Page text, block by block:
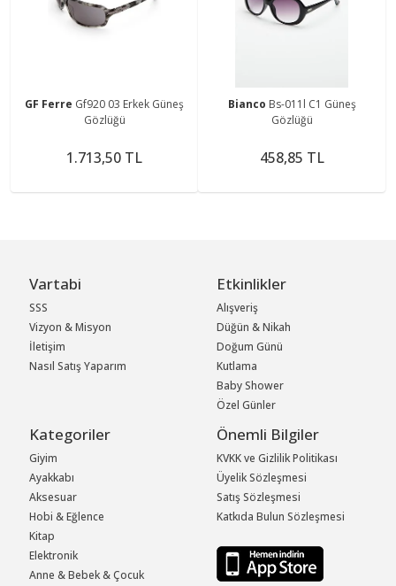
GF Ferre Gf920 03 Erkek Güneş
Gözlüğü
1.713,50 TL
Bianco Bs-011l C1 Güneş
Gözlüğü
458,85 TL
Vartabi
SSS
Vizyon & Misyon
İletişim
Nasıl Satış Yaparım
Etkinlikler
Alışveriş
Düğün & Nikah
Doğum Günü
Kutlama
Baby Shower
Özel Günler
Kategoriler
Giyim
Ayakkabı
Aksesuar
Hobi & Eğlence
Kitap
Elektronik
Anne & Bebek & Çocuk
Önemli Bilgiler
KVKK ve Gizlilik Politikası
Üyelik Sözleşmesi
Satış Sözleşmesi
Katkıda Bulun Sözleşmesi